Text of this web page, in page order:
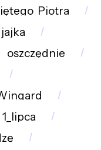
jajka
oszczędnie
1_lipca